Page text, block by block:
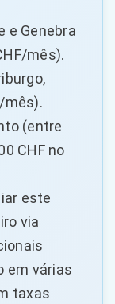
e Genebra
mês).
mês).
(entre
CHF no
este
via
em várias
taxas